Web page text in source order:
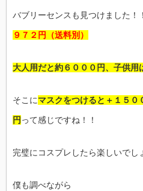
バブリーセンスも見つけました！！
９７２円（送料別）
大人用だと約６０００円、子供用
そこにマスクをつけると＋１５０
円 って感じですね！！
完璧にコスプレしたら楽しいでし
僕も調べながら